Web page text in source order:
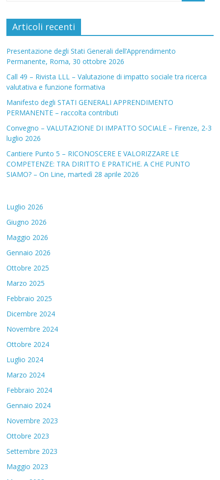
Articoli recenti
Presentazione degli Stati Generali dell’Apprendimento
Permanente, Roma, 30 ottobre 2026
Call 49 – Rivista LLL – Valutazione di impatto sociale tra ricerca
valutativa e funzione formativa
Manifesto degli STATI GENERALI APPRENDIMENTO
PERMANENTE – raccolta contributi
Convegno – VALUTAZIONE DI IMPATTO SOCIALE – Firenze, 2-3
luglio 2026
Cantiere Punto 5 – RICONOSCERE E VALORIZZARE LE
COMPETENZE: TRA DIRITTO E PRATICHE. A CHE PUNTO
SIAMO? – On Line, martedì 28 aprile 2026
Luglio 2026
Giugno 2026
Maggio 2026
Gennaio 2026
Ottobre 2025
Marzo 2025
Febbraio 2025
Dicembre 2024
Novembre 2024
Ottobre 2024
Luglio 2024
Marzo 2024
Febbraio 2024
Gennaio 2024
Novembre 2023
Ottobre 2023
Settembre 2023
Maggio 2023